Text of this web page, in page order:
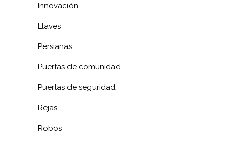
Innovación
Llaves
Persianas
Puertas de comunidad
Puertas de seguridad
Rejas
Robos